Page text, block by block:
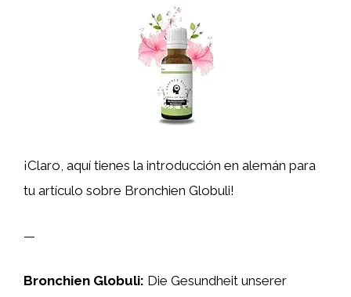
¡Claro, aquí tienes la introducción en alemán para
tu artículo sobre Bronchien Globuli!
—
Bronchien Globuli: Die Gesundheit unserer